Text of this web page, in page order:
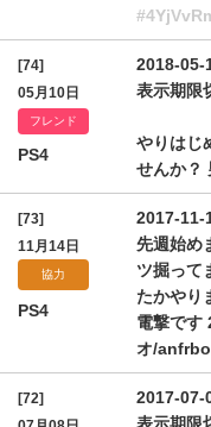
[74]
05月10日
フレンド
PS4
2018-05-
表示期限
やりはじ
せんか？
[73]
11月14日
協力
PS4
2017-11-
先週始め
ツ掘って
たかやり
電撃です
オ/
[72]
2017-07-